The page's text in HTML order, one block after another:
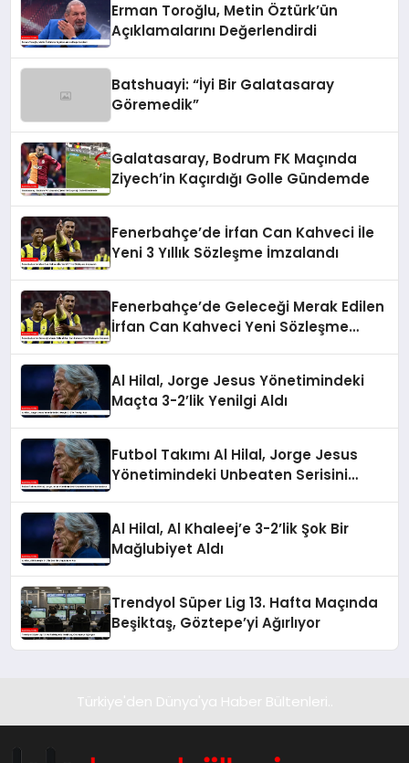
Erman Toroğlu, Metin Öztürk’ün
Açıklamalarını Değerlendirdi
Batshuayi: “İyi Bir Galatasaray
Göremedik”
Galatasaray, Bodrum FK Maçında
Ziyech’in Kaçırdığı Golle Gündemde
Fenerbahçe’de İrfan Can Kahveci İle
Yeni 3 Yıllık Sözleşme İmzalandı
Fenerbahçe’de Geleceği Merak Edilen
İrfan Can Kahveci Yeni Sözleşme
Al Hilal, Jorge Jesus Yönetimindeki
Maçta 3-2’lik Yenilgi Aldı
Futbol Takımı Al Hilal, Jorge Jesus
Yönetimindeki Unbeaten Serisini
Al Hilal, Al Khaleej’e 3-2’lik Şok Bir
Mağlubiyet Aldı
Trendyol Süper Lig 13. Hafta Maçında
Beşiktaş, Göztepe’yi Ağırlıyor
Türkiye'den Dünya'ya Haber Bültenleri..